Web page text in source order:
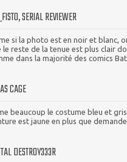
SERIAL REVIEWER
si la photo est en noir et blanc,
le reste de la tenue est plus clair
dans la majorité des comics
CAGE
beaucoup le costume bleu et
est jaune en plus que
DESTR0Y333R